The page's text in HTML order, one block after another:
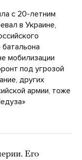
с 20-летним
в Украине,
мобилизации
под угрозой
других
армии, тоже
Его